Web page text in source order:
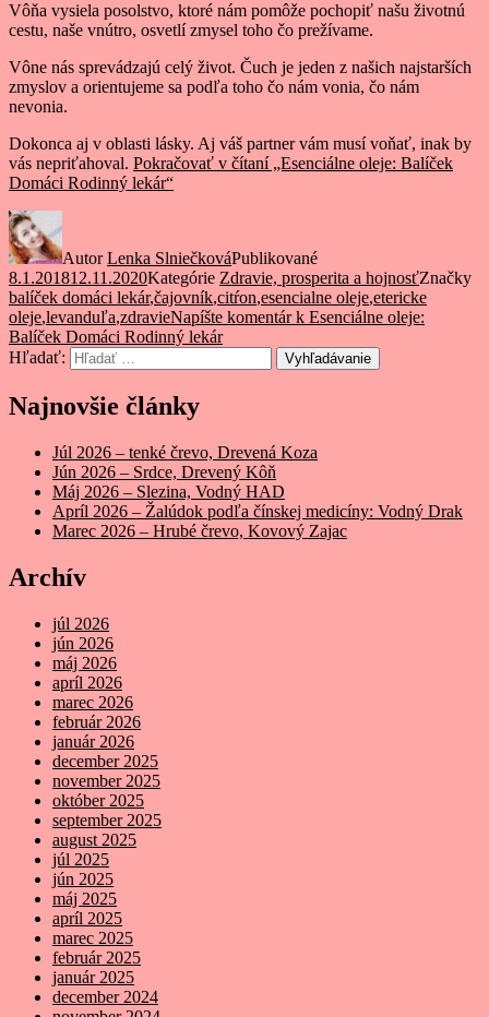
Vôňa vysiela posolstvo, ktoré nám pomôže pochopiť našu životnú
cestu, naše vnútro, osvetlí zmysel toho čo prežívame.
Vône nás sprevádzajú celý život. Čuch je jeden z našich najstarších
zmyslov a orientujeme sa podľa toho čo nám vonia, čo nám
nevonia.
Dokonca aj v oblasti lásky. Aj váš partner vám musí voňať, inak by
vás nepriťahoval. Pokračovať v čítaní„Esenciálne oleje: Balíček
Domáci Rodinný lekár“
AutorLenka SlniečkováPublikované
8.1.201812.11.2020Kategórie Zdravie, prosperita a hojnosťZnačky
balíček domáci lekár,čajovník,citŕon,esencialne oleje,etericke
oleje,levanduľa,zdravieNapíšte komentárk Esenciálne oleje:
Balíček Domáci Rodinný lekár
Hľadať:
Vyhľadávanie
Najnovšie články
Júl 2026 – tenké črevo, Drevená Koza
Jún 2026 – Srdce, Drevený Kôň
Máj 2026 – Slezina, Vodný HAD
Apríl 2026 – Žalúdok podľa čínskej medicíny: Vodný Drak
Marec 2026 – Hrubé črevo, Kovový Zajac
Archív
júl 2026
jún 2026
máj 2026
apríl 2026
marec 2026
február 2026
január 2026
december 2025
november 2025
október 2025
september 2025
august 2025
júl 2025
jún 2025
máj 2025
apríl 2025
marec 2025
február 2025
január 2025
december 2024